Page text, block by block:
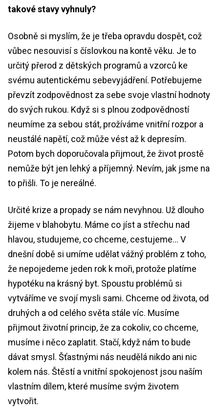
takové stavy vyhnuly?
Osobně si myslím, že je třeba opravdu dospět, což
vůbec nesouvisí s číslovkou na kontě věku. Je to
určitý přerod z dětských programů a vzorců ke
svému autentickému sebevyjádření. Potřebujeme
převzít zodpovědnost za sebe svoje vlastní hodnoty
do svých rukou. Když si s plnou zodpovědností
neumíme za sebou stát, prožíváme vnitřní rozpor a
neustálé napětí, což může vést až k depresím.
Potom bych doporučovala přijmout, že život prostě
nemůže být jen lehký a příjemný. Nevím, jak jsme na
to přišli. To je nereálné.
Určité krize a propady se nám nevyhnou. Už dlouho
žijeme v blahobytu. Máme co jíst a střechu nad
hlavou, studujeme, co chceme, cestujeme… V
dnešní době si umíme udělat vážný problém z toho,
že nepojedeme jeden rok k moři, protože platíme
hypotéku na krásný byt. Spoustu problémů si
vytváříme ve svojí mysli sami. Chceme od života, od
druhých a od celého světa stále víc. Musíme
přijmout životní princip, že za cokoliv, co chceme,
musíme i něco zaplatit. Stačí, když nám to bude
dávat smysl. Šťastnými nás neudělá nikdo ani nic
kolem nás. Štěstí a vnitřní spokojenost jsou naším
vlastním dílem, které musíme svým životem
vytvořit.